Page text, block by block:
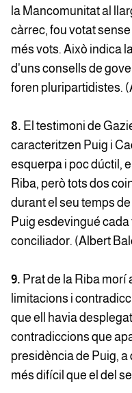
la Mancomunitat al
càrrec, fou votat
més vots. Això indica
d'uns consells de
foren pluripartidistes.
8. El testimoni de
caracteritzen Puig i
esquerpa i poc dúctil,
Riba, però tots dos
durant el seu temps
Puig esdevingué
conciliador. (Albert
9. Prat de la Riba
limitacions i
que ell havia
contradiccions que
presidència de Puig,
més difícil que el del